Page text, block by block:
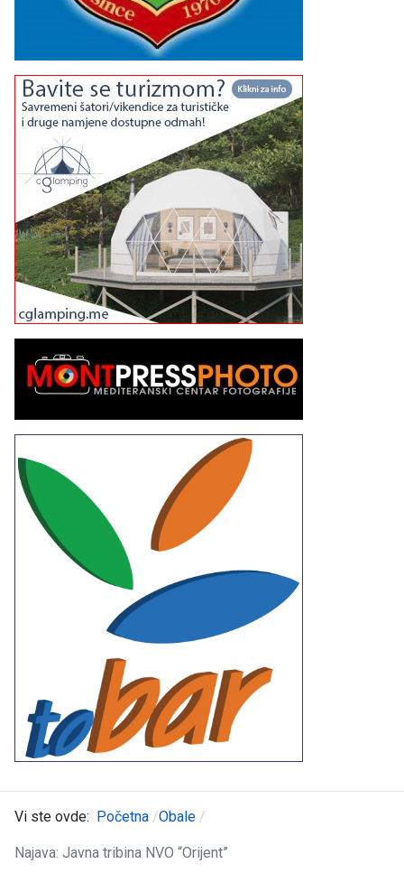
Vi ste ovde: Početna Obale
Najava: Javna tribina NVO “Orijent”